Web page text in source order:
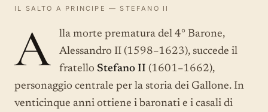
IL SALTO A PRINCIPE — STEFANO II
A
lla morte prematura del 4° Barone,
Alessandro II (1598–1623), succede il
fratello Stefano II (1601–1662),
personaggio centrale per la storia dei Gallone. In
venticinque anni ottiene i baronati e i casali di